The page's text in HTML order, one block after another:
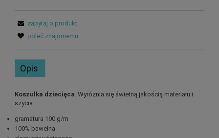
zapytaj o produkt
poleć znajomemu
Opis
Koszulka dziecięca . Wyróżnia się świetną jakością materiału i
szycia.
gramatura 190 g/m
100% bawełna